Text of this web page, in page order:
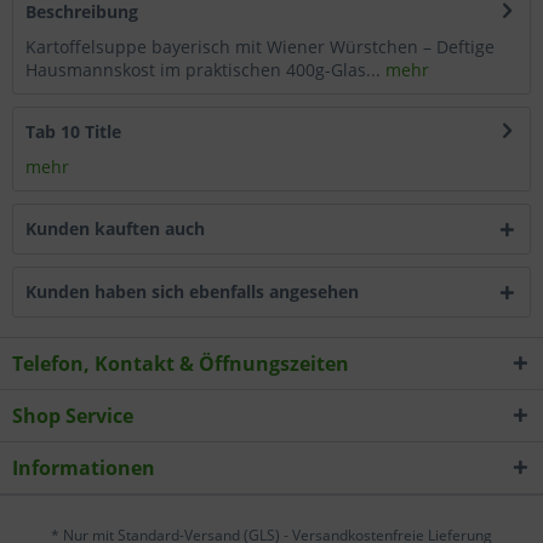
Cookies & Services aus:
Technisch erforderlich
Beschreibung
Kartoffelsuppe bayerisch mit Wiener Würstchen – Deftige
Hausmannskost im praktischen 400g-Glas... mehr
Tab 10 Title
mehr
Kunden kauften auch
Kunden haben sich ebenfalls angesehen
Telefon, Kontakt & Öffnungszeiten
Shop Service
Informationen
* Nur mit Standard-Versand (GLS) - Versandkostenfreie Lieferung